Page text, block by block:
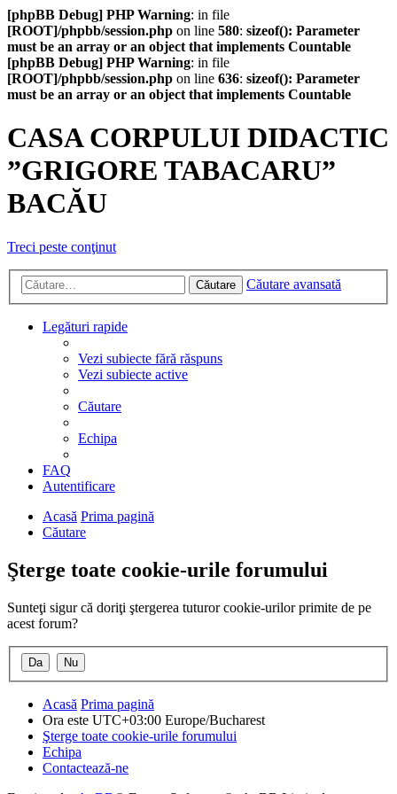
[phpBB Debug] PHP Warning: in file
[ROOT]/phpbb/session.php on line 580: sizeof(): Parameter
must be an array or an object that implements Countable
[phpBB Debug] PHP Warning: in file
[ROOT]/phpbb/session.php on line 636: sizeof(): Parameter
must be an array or an object that implements Countable
CASA CORPULUI DIDACTIC
”GRIGORE TABACARU”
BACĂU
Treci peste conţinut
Căutare Căutare avansată
Legături rapide
Vezi subiecte fără răspuns
Vezi subiecte active
Căutare
Echipa
FAQ
Autentificare
Acasă Prima pagină
Căutare
Şterge toate cookie-urile forumului
Sunteţi sigur că doriţi ştergerea tuturor cookie-urilor primite de pe
acest forum?
Acasă Prima pagină
Ora este UTC+03:00 Europe/Bucharest
Şterge toate cookie-urile forumului
Echipa
Contactează-ne